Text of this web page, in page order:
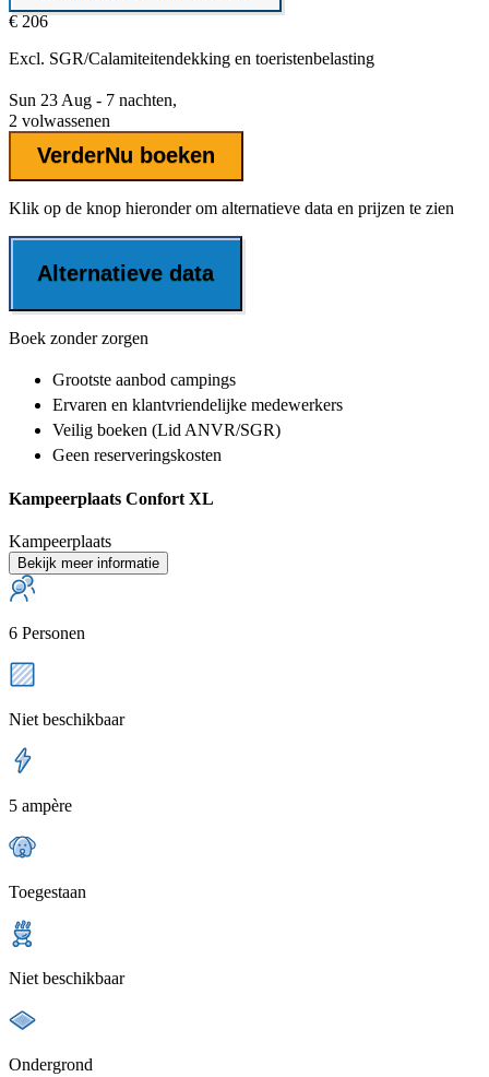
€ 206
Excl. SGR/Calamiteitendekking en toeristenbelasting
Sun 23 Aug - 7 nachten,
2 volwassenen
VerderNu boeken
Klik op de knop hieronder om alternatieve data en prijzen te zien
Alternatieve data
Boek zonder zorgen
Grootste aanbod campings
Ervaren en klantvriendelijke medewerkers
Veilig boeken (Lid ANVR/SGR)
Geen reserveringskosten
Kampeerplaats Confort XL
Kampeerplaats
Bekijk meer informatie
6 Personen
Niet beschikbaar
5 ampère
Toegestaan
Niet beschikbaar
Ondergrond